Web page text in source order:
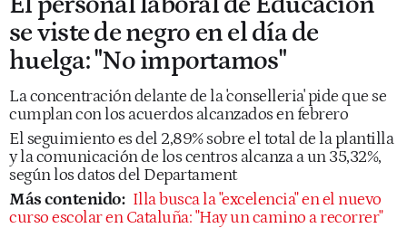
se viste de negro en el día de
huelga: "No importamos"
La concentración delante de la 'conselleria' pide que se
cumplan con los acuerdos alcanzados en febrero
El seguimiento es del 2,89% sobre el total de la plantilla
y la comunicación de los centros alcanza a un 35,32%,
según los datos del Departament
Más contenido: Illa busca la "excelencia" en el nuevo
curso escolar en Cataluña: "Hay un camino a recorrer"